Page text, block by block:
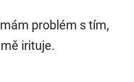
problém s tím,
irituje.